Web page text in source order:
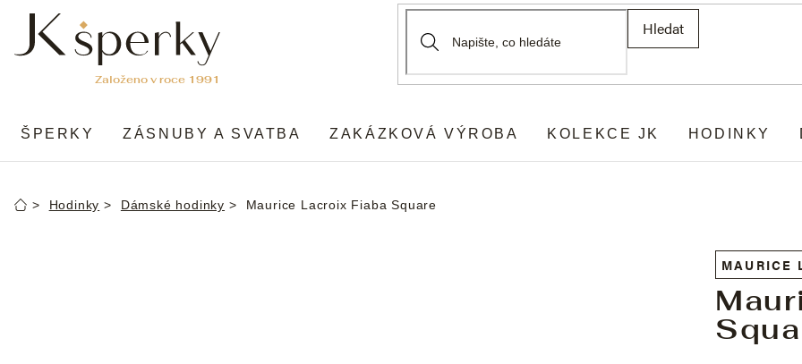
obsah
Hledat
ŠPERKY ZÁSNUBY A SVATBA ZAKÁZKOVÁ VÝROBA KOLEKCE JK HODINKY
DomůHodinky Dámské hodinky Maurice Lacroix Fiaba Square
MAURICE